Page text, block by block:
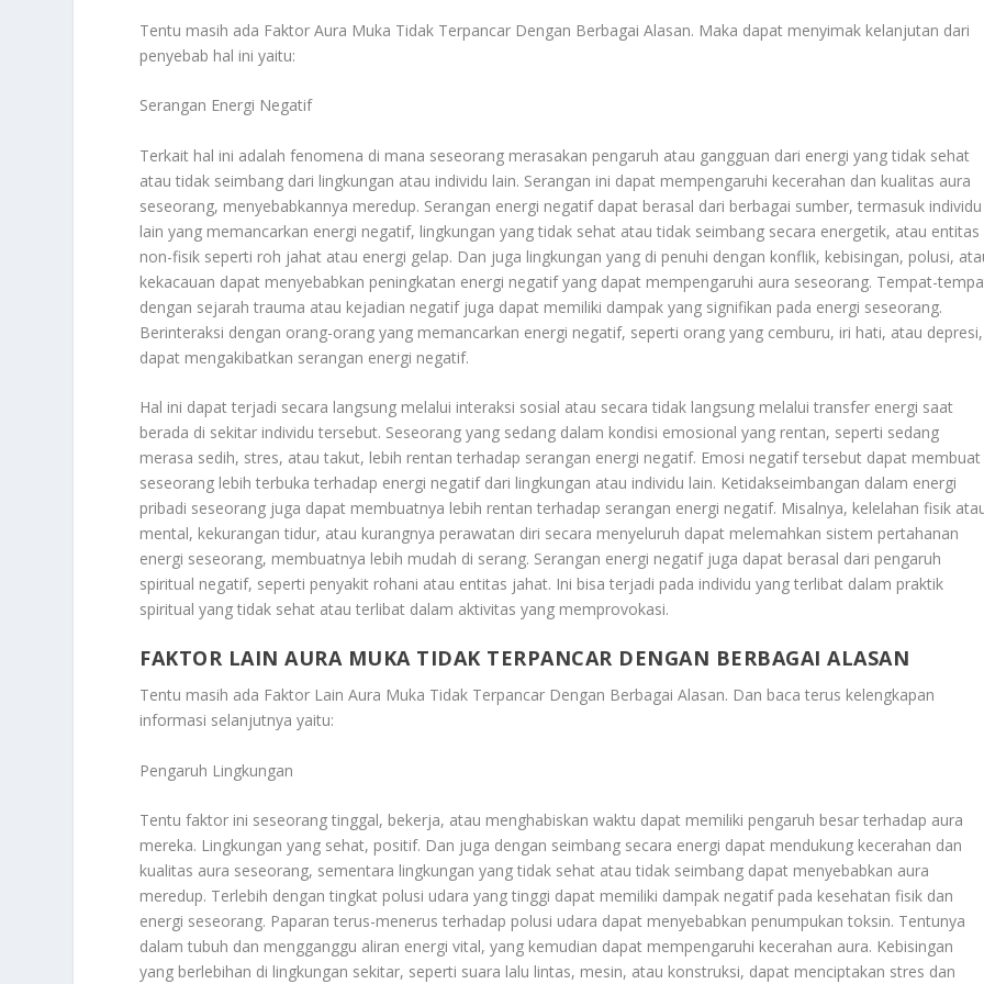
Tentu masih ada Faktor Aura Muka Tidak Terpancar Dengan Berbagai Alasan. Maka dapat menyimak kelanjutan dari
penyebab hal ini yaitu:
Serangan Energi Negatif
Terkait hal ini adalah fenomena di mana seseorang merasakan pengaruh atau gangguan dari energi yang tidak sehat
atau tidak seimbang dari lingkungan atau individu lain. Serangan ini dapat mempengaruhi kecerahan dan kualitas aura
seseorang, menyebabkannya meredup. Serangan energi negatif dapat berasal dari berbagai sumber, termasuk individu
lain yang memancarkan energi negatif, lingkungan yang tidak sehat atau tidak seimbang secara energetik, atau entitas
non-fisik seperti roh jahat atau energi gelap. Dan juga lingkungan yang di penuhi dengan konflik, kebisingan, polusi,
kekacauan dapat menyebabkan peningkatan energi negatif yang dapat mempengaruhi aura seseorang. Tempat-
dengan sejarah trauma atau kejadian negatif juga dapat memiliki dampak yang signifikan pada energi seseorang.
Berinteraksi dengan orang-orang yang memancarkan energi negatif, seperti orang yang cemburu, iri hati, atau depresi,
dapat mengakibatkan serangan energi negatif.
Hal ini dapat terjadi secara langsung melalui interaksi sosial atau secara tidak langsung melalui transfer energi saat
berada di sekitar individu tersebut. Seseorang yang sedang dalam kondisi emosional yang rentan, seperti sedang
merasa sedih, stres, atau takut, lebih rentan terhadap serangan energi negatif. Emosi negatif tersebut dapat membuat
seseorang lebih terbuka terhadap energi negatif dari lingkungan atau individu lain. Ketidakseimbangan dalam energi
pribadi seseorang juga dapat membuatnya lebih rentan terhadap serangan energi negatif. Misalnya, kelelahan fisik
mental, kekurangan tidur, atau kurangnya perawatan diri secara menyeluruh dapat melemahkan sistem pertahanan
energi seseorang, membuatnya lebih mudah di serang. Serangan energi negatif juga dapat berasal dari pengaruh
spiritual negatif, seperti penyakit rohani atau entitas jahat. Ini bisa terjadi pada individu yang terlibat dalam praktik
spiritual yang tidak sehat atau terlibat dalam aktivitas yang memprovokasi.
FAKTOR LAIN AURA MUKA TIDAK TERPANCAR DENGAN BERBAGAI ALASAN
Tentu masih ada Faktor Lain Aura Muka Tidak Terpancar Dengan Berbagai Alasan. Dan baca terus kelengkapan
informasi selanjutnya yaitu:
Pengaruh Lingkungan
Tentu faktor ini seseorang tinggal, bekerja, atau menghabiskan waktu dapat memiliki pengaruh besar terhadap aura
mereka. Lingkungan yang sehat, positif. Dan juga dengan seimbang secara energi dapat mendukung kecerahan dan
kualitas aura seseorang, sementara lingkungan yang tidak sehat atau tidak seimbang dapat menyebabkan aura
meredup. Terlebih dengan tingkat polusi udara yang tinggi dapat memiliki dampak negatif pada kesehatan fisik dan
energi seseorang. Paparan terus-menerus terhadap polusi udara dapat menyebabkan penumpukan toksin. Tentunya
dalam tubuh dan mengganggu aliran energi vital, yang kemudian dapat mempengaruhi kecerahan aura. Kebisingan
yang berlebihan di lingkungan sekitar, seperti suara lalu lintas, mesin, atau konstruksi, dapat menciptakan stres dan